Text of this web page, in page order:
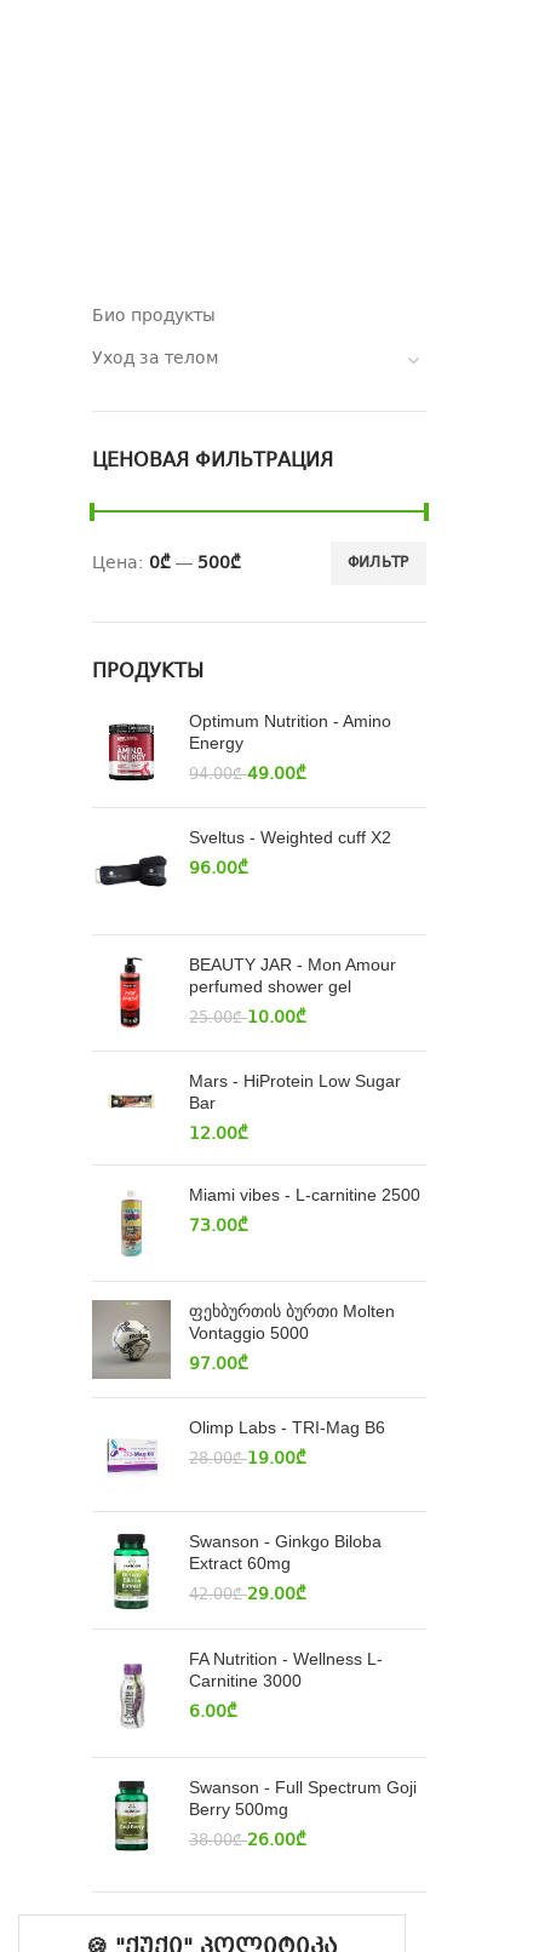
Био продукты
Уход за телом
ЦЕНОВАЯ ФИЛЬТРАЦИЯ
ФИЛЬТР
Цена: 0₾— 500₾
ПРОДУКТЫ
Optimum Nutrition - Amino
Energy
94.00₾ 49.00₾
Sveltus - Weighted cuff X2
96.00₾
BEAUTY JAR - Mon Amour
perfumed shower gel
25.00₾ 10.00₾
Mars - HiProtein Low Sugar
Bar
12.00₾
Miami vibes - L-carnitine 2500
73.00₾
ფეხბურთის ბურთი Molten
Vontaggio 5000
97.00₾
Olimp Labs - TRI-Mag B6
28.00₾ 19.00₾
Swanson - Ginkgo Biloba
Extract 60mg
42.00₾ 29.00₾
FA Nutrition - Wellness L-
Carnitine 3000
6.00₾
Swanson - Full Spectrum Goji
Berry 500mg
38.00₾ 26.00₾